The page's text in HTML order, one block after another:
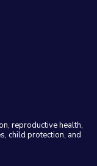
reproductive health,
child protection, and